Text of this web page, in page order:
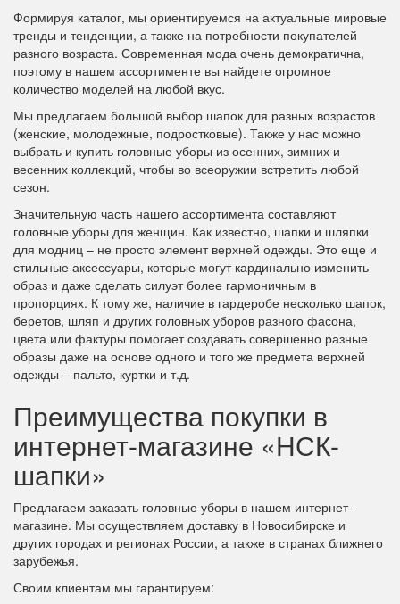
Формируя каталог, мы ориентируемся на актуальные мировые
тренды и тенденции, а также на потребности покупателей
разного возраста. Современная мода очень демократична,
поэтому в нашем ассортименте вы найдете огромное
количество моделей на любой вкус.
Мы предлагаем большой выбор шапок для разных возрастов
(женские, молодежные, подростковые). Также у нас можно
выбрать и купить головные уборы из осенних, зимних и
весенних коллекций, чтобы во всеоружии встретить любой
сезон.
Значительную часть нашего ассортимента составляют
головные уборы для женщин. Как известно, шапки и шляпки
для модниц – не просто элемент верхней одежды. Это еще и
стильные аксессуары, которые могут кардинально изменить
образ и даже сделать силуэт более гармоничным в
пропорциях. К тому же, наличие в гардеробе несколько шапок,
беретов, шляп и других головных уборов разного фасона,
цвета или фактуры помогает создавать совершенно разные
образы даже на основе одного и того же предмета верхней
одежды – пальто, куртки и т.д.
Преимущества покупки в
интернет-магазине «НСК-
шапки»
Предлагаем заказать головные уборы в нашем интернет-
магазине. Мы осуществляем доставку в Новосибирске и
других городах и регионах России, а также в странах ближнего
зарубежья.
Своим клиентам мы гарантируем: